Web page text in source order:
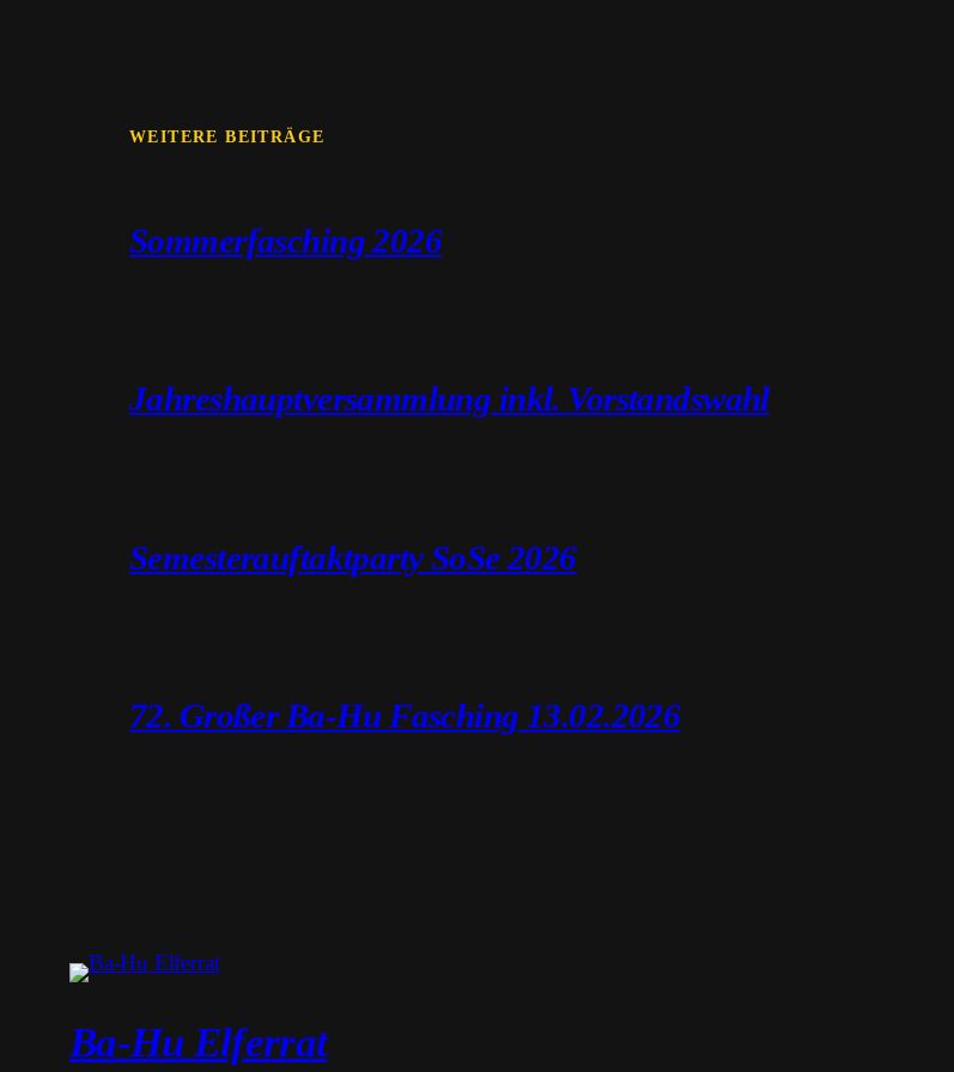
WEITERE BEITRÄGE
Sommerfasching 2026
Jahreshauptversammlung inkl. Vorstandswahl
Semesterauftaktparty SoSe 2026
72. Großer Ba-Hu Fasching 13.02.2026
Ba-Hu Elferrat